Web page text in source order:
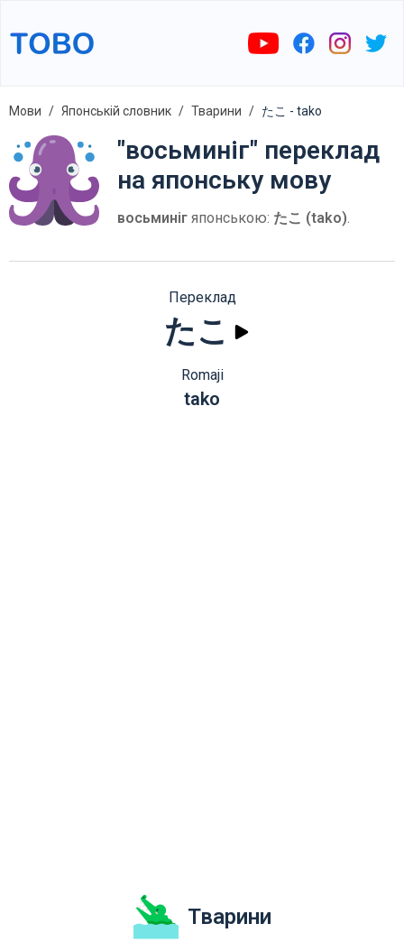
Мови Японській словник Тварини たこ - tako
"восьминіг" переклад
на японську мову
восьминіг японською: たこ (tako).
Переклад
たこ
Romaji
tako
Тварини